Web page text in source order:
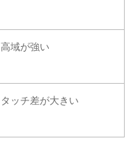
高域が強い
タッチ差が大きい